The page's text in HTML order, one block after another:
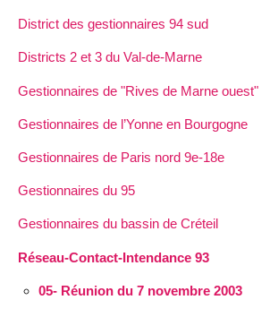
District des gestionnaires 94 sud
Districts 2 et 3 du Val-de-Marne
Gestionnaires de "Rives de Marne ouest"
Gestionnaires de l’Yonne en Bourgogne
Gestionnaires de Paris nord 9e-18e
Gestionnaires du 95
Gestionnaires du bassin de Créteil
Réseau-Contact-Intendance 93
05- Réunion du 7 novembre 2003